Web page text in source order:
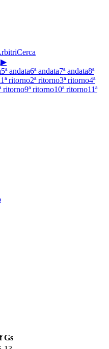
Cerca
▶
5ª andata6ª andata7ª andata8ª
1ª ritorno2ª ritorno3ª ritorno4ª
ritorno9ª ritorno10ª ritorno11ª
Gs